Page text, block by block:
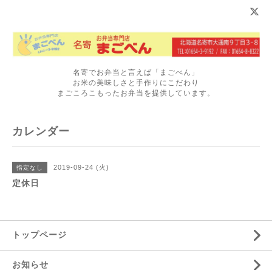
名寄でお弁当と言えば「まごべん」
お米の美味しさと手作りにこだわり
まごころこもったお弁当を提供しています。
カレンダー
指定なし 2019-09-24 (火)
定休日
トップページ
お知らせ